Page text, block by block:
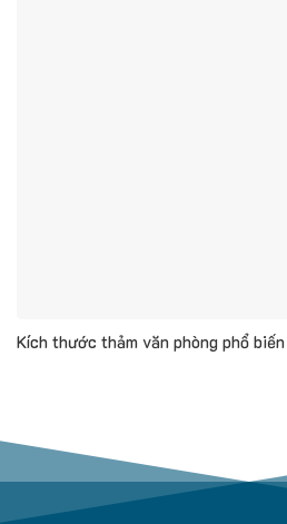
Kích thước thảm văn phòng phổ